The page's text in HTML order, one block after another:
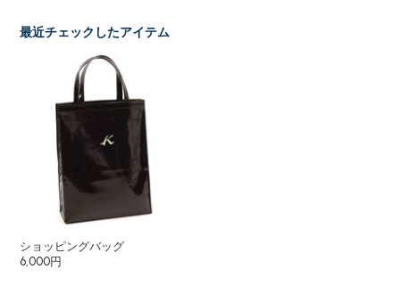
最近チェックしたアイテム
ショッピングバッグ
6,000円